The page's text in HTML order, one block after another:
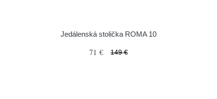
Jedálenská stolička ROMA 10
71 € 149 €